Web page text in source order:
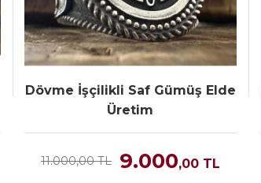
Dövme İşçilikli Saf Gümüş Elde
Üretim
11.000,00 TL 9.000,00TL